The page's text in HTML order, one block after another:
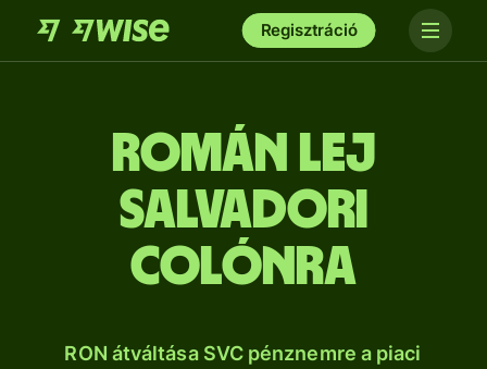
Regisztráció
román lej
salvadori
colónra
RON átváltása SVC pénznemre a piaci